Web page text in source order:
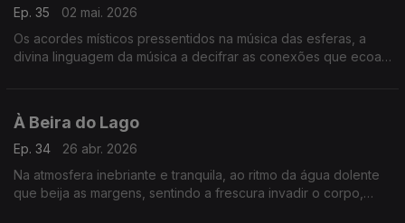
Ep. 35
02 mai. 2026
Os acordes místicos pressentidos na música das esferas, a
divina linguagem da música a decifrar as conexões que ecoam
À Beira do Lago
Ep. 34
26 abr. 2026
Na atmosfera inebriante e tranquila, ao ritmo da água dolente
que beija as margens, sentindo a frescura invadir o corpo,